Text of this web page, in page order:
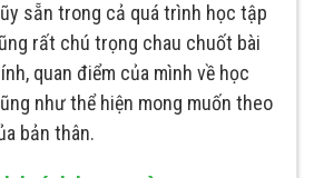
sẵn trong cả quá trình học tập
rất chú trọng chau chuốt bài
quan điểm của mình về học
như thể hiện mong muốn theo
bản thân.